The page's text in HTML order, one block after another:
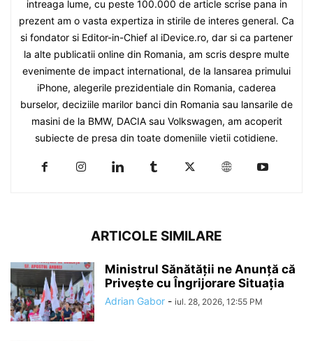
intreaga lume, cu peste 100.000 de article scrise pana in
prezent am o vasta expertiza in stirile de interes general. Ca
si fondator si Editor-in-Chief al iDevice.ro, dar si ca partener
la alte publicatii online din Romania, am scris despre multe
evenimente de impact international, de la lansarea primului
iPhone, alegerile prezidentiale din Romania, caderea
burselor, deciziile marilor banci din Romania sau lansarile de
masini de la BMW, DACIA sau Volkswagen, am acoperit
subiecte de presa din toate domeniile vietii cotidiene.
ARTICOLE SIMILARE
Ministrul Sănătății ne Anunță că
Privește cu Îngrijorare Situația
Adrian Gabor - iul. 28, 2026, 12:55 PM